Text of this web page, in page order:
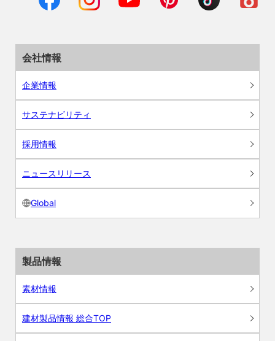
会社情報
企業情報
サステナビリティ
採用情報
ニュースリリース
Global
製品情報
素材情報
建材製品情報 総合TOP